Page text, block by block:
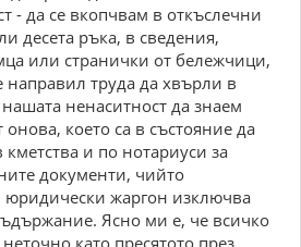
- да се вкопчвам в откъслечни
десета ръка, в сведения,
или странички от бележчици,
направил труда да хвърли в
ненаситност да знаем
онова, което са в състояние да
и по нотариуси за
документи, чийто
жаргон изключва
Ясно ми е, че всичко
като пресятото през